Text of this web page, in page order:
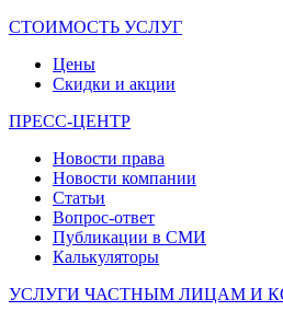
СТОИМОСТЬ УСЛУГ
Цены
Скидки и акции
ПРЕСС-ЦЕНТР
Новости права
Новости компании
Статьи
Вопрос-ответ
Публикации в СМИ
Калькуляторы
УСЛУГИ ЧАСТНЫМ ЛИЦАМ И